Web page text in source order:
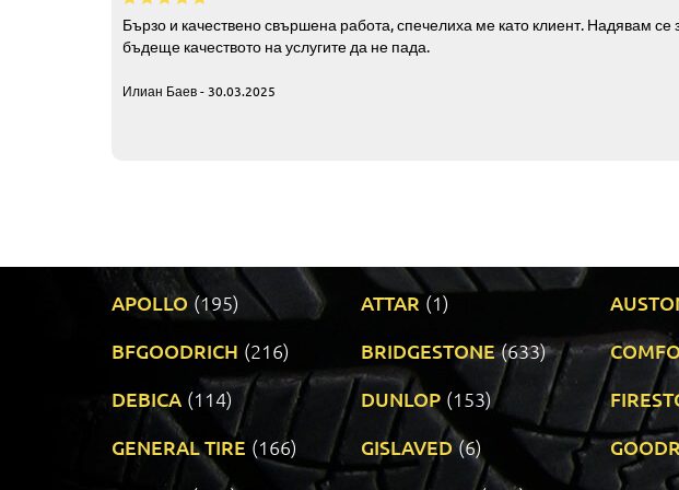
Бързо и качествено свършена работа, спечелиха ме като клиент. Надявам се
бъдеще качеството на услугите да не пада.
Илиан Баев - 30.03.2025
APOLLO (195) ATTAR (1)
BFGOODRICH (216) BRIDGESTONE (633)
DEBICA (114) DUNLOP (153)
GENERAL TIRE (166) GISLAVED (6)